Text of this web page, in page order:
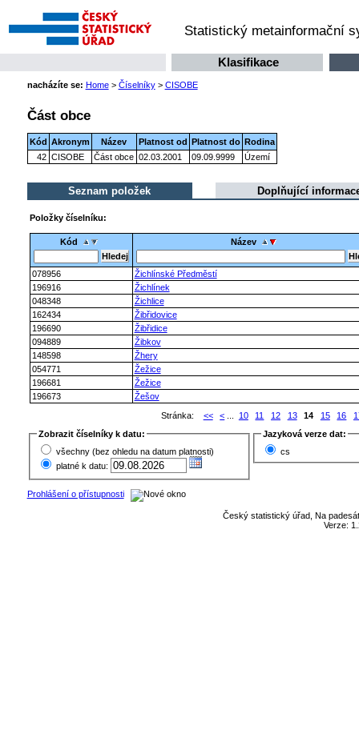
Statistický metainformační
Klasifikace
nacházíte se: Home> Číselníky> CISOBE
Část obce
Kód Akronym Název Platnost od Platnost do Rodina
42 CISOBE Část obce 02.03.2001 09.09.9999 Území
Seznam položek Doplňující
Položky číselníku:
Kód Název
078956
Žichlínské Předměstí
196916
Žichlínek
048348
Žichlice
162434
Žibřidovice
196690
Žibřidice
094889
Žibkov
148598
Žhery
054771
Žežice
196681
Žežice
196673
Žešov
Stránka:
<< < 10 11 12 13 14 15 16
Zobrazit číselníky k datu:
všechny (bez ohledu na datum platnosti)
platné k datu:
Jazyková verze dat:
cs
Prohlášení o přístupnosti
Český statistický úřad, Na
Verze: